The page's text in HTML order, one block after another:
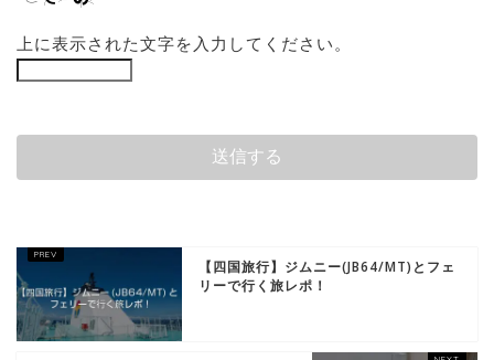
上に表示された文字を入力してください。
【四国旅行】ジムニー(JB64/MT)とフェ
リーで行く旅レポ！